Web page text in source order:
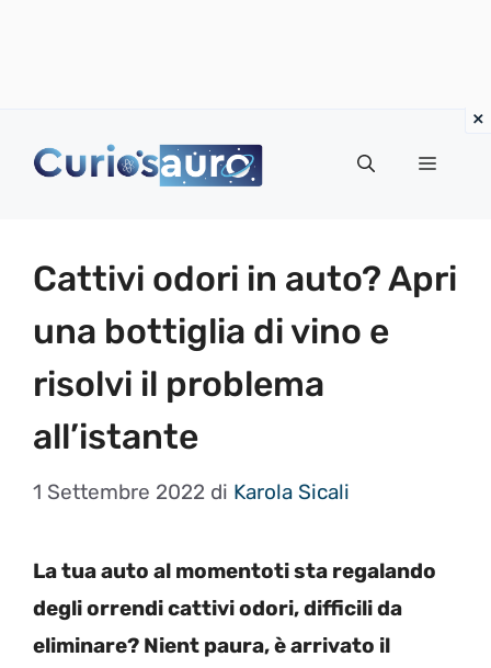
Menu
Cattivi odori in auto? Apri
una bottiglia di vino e
risolvi il problema
all’istante
1 Settembre 2022 di Karola Sicali
La tua auto al momentoti sta regalando
degli orrendi cattivi odori, difficili da
eliminare? Nient paura, è arrivato il